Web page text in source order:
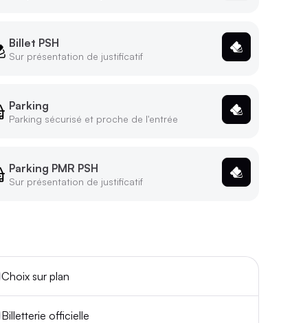
Billet PSH
Sur présentation de justificatif
Parking
Parking sécurisé et proche de l'entrée
Parking PMR PSH
Sur présentation de justificatif
Choix sur plan
Billetterie officielle